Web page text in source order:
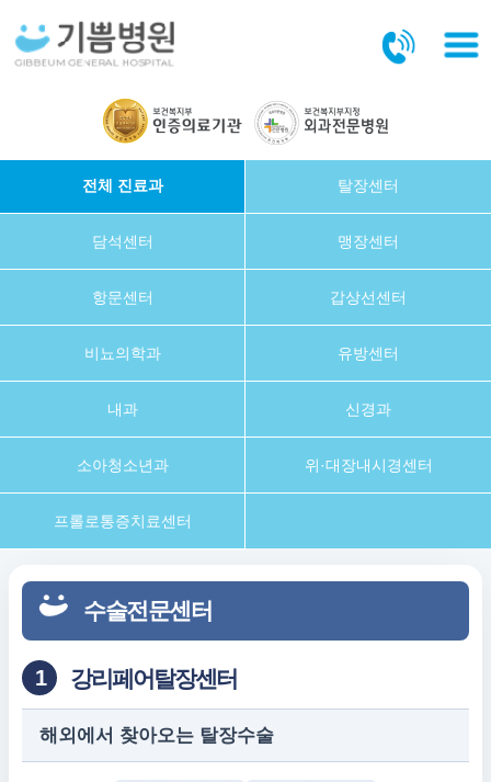
전체 진료과 탈장센터
담석센터 맹장센터
항문센터 갑상선센터
비뇨의학과 유방센터
내과 신경과
소아청소년과 위·대장내시경센터
프롤로통증치료센터
수술전문센터
1 강리페어탈장센터
해외에서 찾아오는 탈장수술